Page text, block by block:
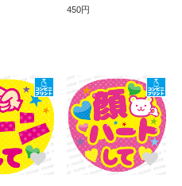
450円